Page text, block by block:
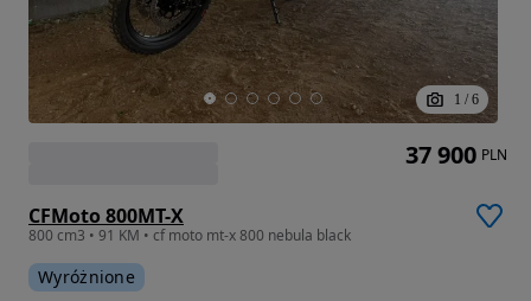
1 / 6
CFMoto 800MT-X
800 cm3 • 91 KM • cf moto mt-x 800 nebula black
Wyróżnione
37 900 PLN